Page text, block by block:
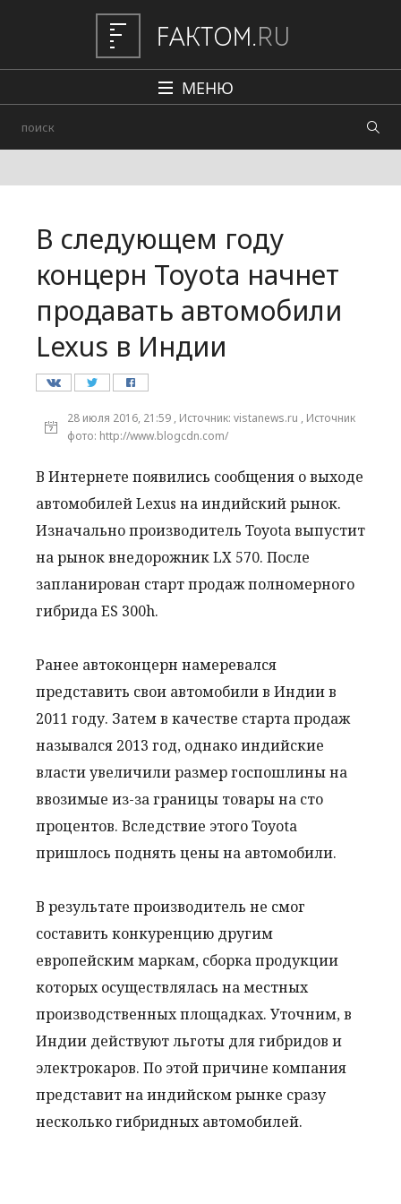
МЕНЮ
Авто
Происшествия
Редакция
В следующем году
концерн Toyota начнет
продавать автомобили
Lexus в Индии
28 июля 2016, 21:59 , Источник: vistanews.ru , Источник
фото: http://www.blogcdn.com/
В Интернете появились сообщения о выходе
автомобилей Lexus на индийский рынок.
Изначально производитель Toyota выпустит
на рынок внедорожник LX 570. После
запланирован старт продаж полномерного
гибрида ES 300h.
Ранее автоконцерн намеревался
представить свои автомобили в Индии в
2011 году. Затем в качестве старта продаж
назывался 2013 год, однако индийские
власти увеличили размер госпошлины на
ввозимые из-за границы товары на сто
процентов. Вследствие этого Toyota
пришлось поднять цены на автомобили.
В результате производитель не смог
составить конкуренцию другим
европейским маркам, сборка продукции
которых осуществлялась на местных
производственных площадках. Уточним, в
Индии действуют льготы для гибридов и
электрокаров. По этой причине компания
представит на индийском рынке сразу
несколько гибридных автомобилей.